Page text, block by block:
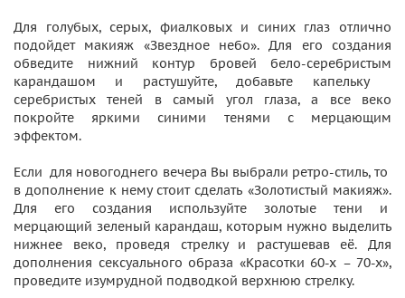
Для голубых, серых, фиалковых и синих глаз отлично
подойдет макияж «Звездное небо». Для его создания
обведите нижний контур бровей бело-серебристым
карандашом и растушуйте, добавьте капельку
серебристых теней в самый угол глаза, а все веко
покройте яркими синими тенями с мерцающим
эффектом.
Если для новогоднего вечера Вы выбрали ретро-стиль, то
в дополнение к нему стоит сделать «Золотистый макияж».
Для его создания используйте золотые тени и
мерцающий зеленый карандаш, которым нужно выделить
нижнее веко, проведя стрелку и растушевав её. Для
дополнения сексуального образа «Красотки 60-х – 70-х»,
проведите изумрудной подводкой верхнюю стрелку.